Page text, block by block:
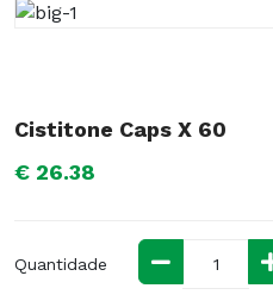
Cistitone Caps X 60
€ 26.38
Quantidade